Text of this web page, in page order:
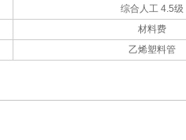
综合人工 4.5级
材料费
乙烯塑料管